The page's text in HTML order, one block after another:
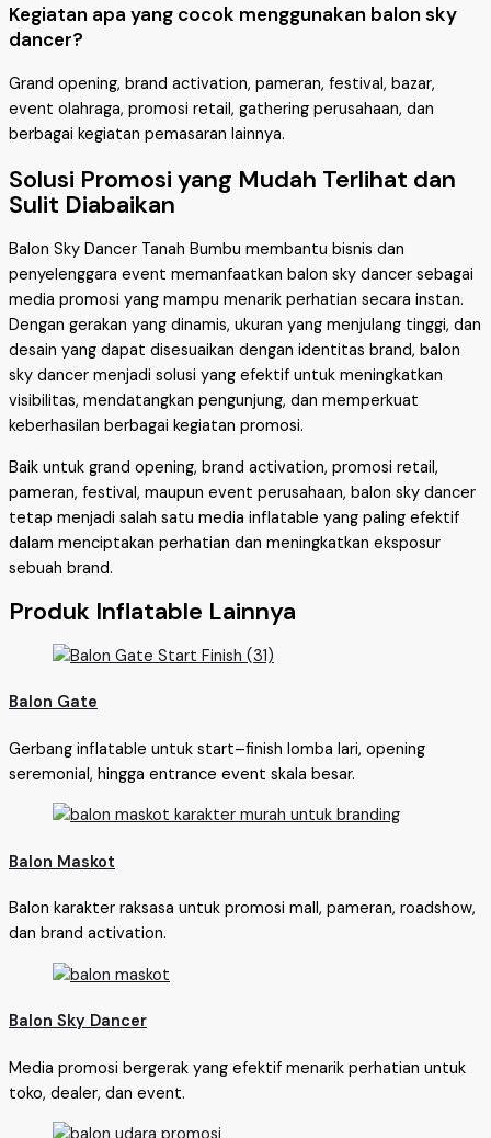
Kegiatan apa yang cocok menggunakan balon sky
dancer?
Grand opening, brand activation, pameran, festival, bazar,
event olahraga, promosi retail, gathering perusahaan, dan
berbagai kegiatan pemasaran lainnya.
Solusi Promosi yang Mudah Terlihat dan
Sulit Diabaikan
Balon Sky Dancer Tanah Bumbu membantu bisnis dan
penyelenggara event memanfaatkan balon sky dancer sebagai
media promosi yang mampu menarik perhatian secara instan.
Dengan gerakan yang dinamis, ukuran yang menjulang tinggi, dan
desain yang dapat disesuaikan dengan identitas brand, balon
sky dancer menjadi solusi yang efektif untuk meningkatkan
visibilitas, mendatangkan pengunjung, dan memperkuat
keberhasilan berbagai kegiatan promosi.
Baik untuk grand opening, brand activation, promosi retail,
pameran, festival, maupun event perusahaan, balon sky dancer
tetap menjadi salah satu media inflatable yang paling efektif
dalam menciptakan perhatian dan meningkatkan eksposur
sebuah brand.
Produk Inflatable Lainnya
Balon Gate
Gerbang inflatable untuk start–finish lomba lari, opening
seremonial, hingga entrance event skala besar.
Balon Maskot
Balon karakter raksasa untuk promosi mall, pameran, roadshow,
dan brand activation.
Balon Sky Dancer
Media promosi bergerak yang efektif menarik perhatian untuk
toko, dealer, dan event.